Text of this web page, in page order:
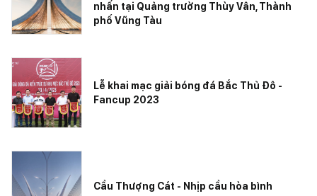
nhấn tại Quảng trường Thùy Vân, Thành
phố Vũng Tàu
Lễ khai mạc giải bóng đá Bắc Thủ Đô -
Fancup 2023
Cầu Thượng Cát - Nhịp cầu hòa bình